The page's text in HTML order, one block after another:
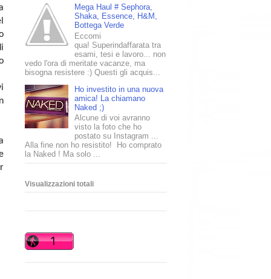
Mega Haul # Sephora,
Shaka, Essence, H&M,
Bottega Verde
Eccomi
qua! Superindaffarata tra
esami, tesi e lavoro... non
vedo l'ora di meritate vacanze, ma
bisogna resistere :) Questi gli acquis...
Ho investito in una nuova
amica! La chiamano
Naked ;)
Alcune di voi avranno
visto la foto che ho
postato su Instagram ...
Alla fine non ho resistito! Ho comprato
la Naked ! Ma solo ...
Visualizzazioni totali